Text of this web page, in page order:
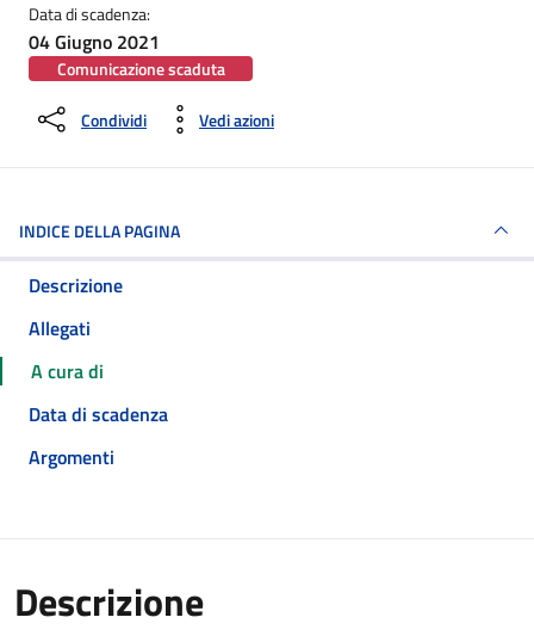
Data di scadenza:
04 Giugno 2021
Comunicazione scaduta
Condividi Vedi azioni
INDICE DELLA PAGINA
Descrizione
Allegati
A cura di
Data di scadenza
Argomenti
Descrizione